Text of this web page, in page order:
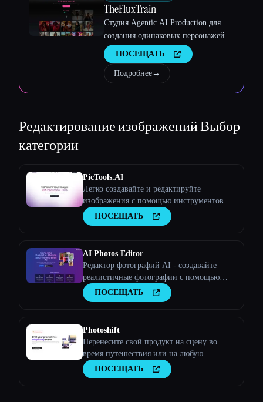
TheFluxTrain
Студия Agentic AI Production для
создания одинаковых персонажей,
рабочих процессов и видео
ПОСЕЩАТЬ
Подробнее→
Редактирование изображенийВыбор
категории
PicTools.AI
Легко создавайте и редактируйте
изображения с помощью инструментов
искусственного интеллекта
ПОСЕЩАТЬ
AI Photos Editor
Редактор фотографий AI - создавайте
реалистичные фотографии с помощью
искусственного интеллекта
ПОСЕЩАТЬ
Photoshift
Перенесите свой продукт на сцену во
время путешествия или на любую
стоковую фотографию
ПОСЕЩАТЬ